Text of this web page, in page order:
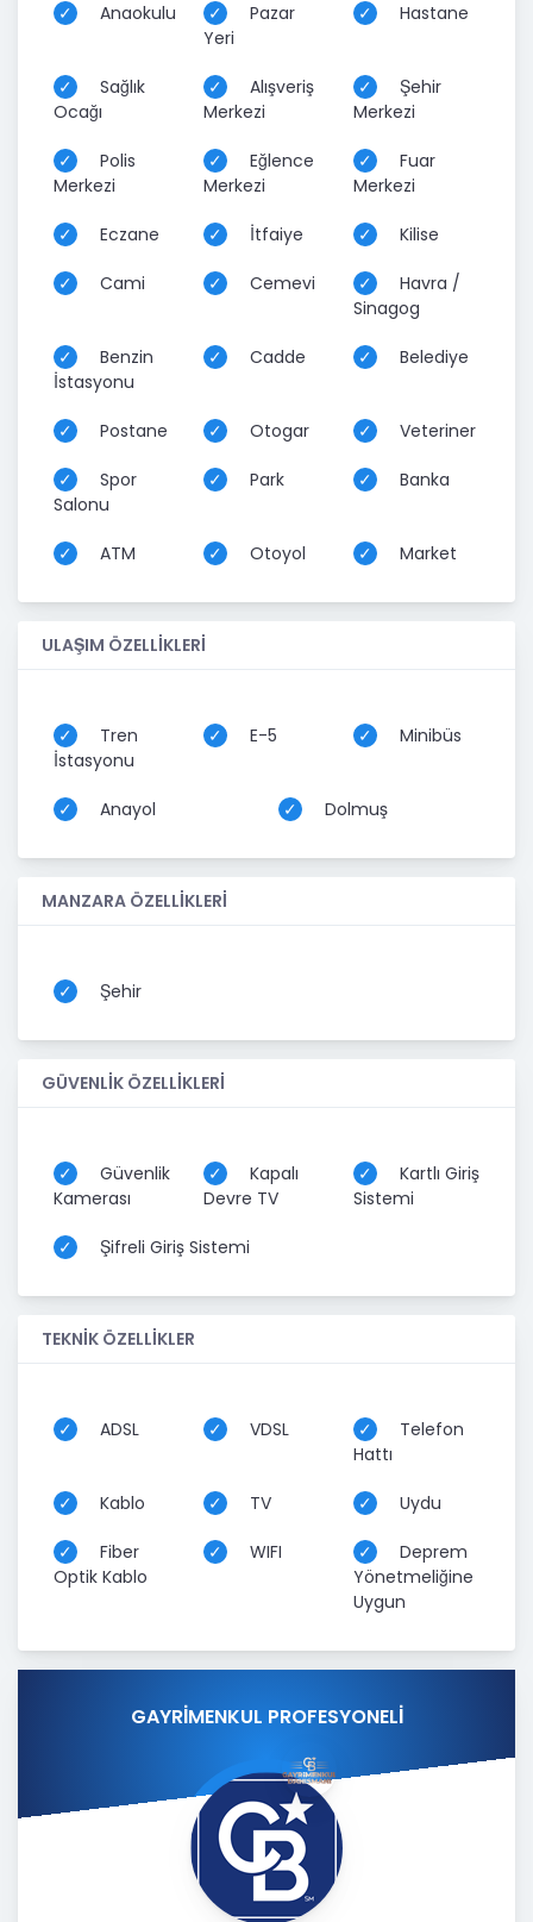
Anaokulu
Pazar
Yeri
Hastane
Sağlık
Ocağı
Alışveriş
Merkezi
Şehir
Merkezi
Polis
Merkezi
Eğlence
Merkezi
Fuar
Merkezi
Eczane İtfaiye Kilise
Cami Cemevi
Havra /
Sinagog
Benzin
İstasyonu
Cadde Belediye
Postane Otogar Veteriner
Spor
Salonu
Park Banka
ATM Otoyol Market
ULAŞIM ÖZELLİKLERİ
Tren
İstasyonu
E-5 Minibüs
Anayol Dolmuş
MANZARA ÖZELLİKLERİ
Şehir
GÜVENLİK ÖZELLİKLERİ
Güvenlik
Kamerası
Kapalı
Devre TV
Kartlı Giriş
Sistemi
Şifreli Giriş Sistemi
TEKNİK ÖZELLİKLER
ADSL VDSL
Telefon
Hattı
Kablo TV Uydu
Fiber
Optik Kablo
WIFI
Deprem
Yönetmeliğine
Uygun
GAYRİMENKUL PROFESYONELİ